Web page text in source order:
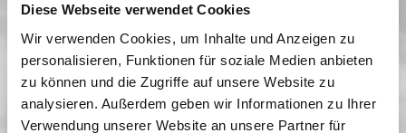
Diese Webseite verwendet Cookies
Wir verwenden Cookies, um Inhalte und Anzeigen zu
personalisieren, Funktionen für soziale Medien anbieten
zu können und die Zugriffe auf unsere Website zu
analysieren. Außerdem geben wir Informationen zu Ihrer
Verwendung unserer Website an unsere Partner für
Verhältnisse.
Past Dates
09 Januar 2022| 19:15
25 Januar 2022| 17:00